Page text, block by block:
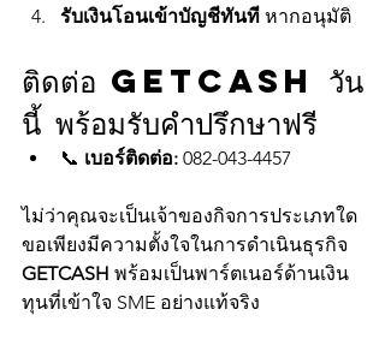
รับเงินโอนเข้าบัญชีทันที หากอนุมัติ
ติดต่อ GETCASH วัน
นี้ พร้อมรับคำปรึกษาฟรี
📞 เบอร์ติดต่อ: 082-043-4457
ไม่ว่าคุณจะเป็นเจ้าของกิจการประเภทใด
ขอเพียงมีความตั้งใจในการดำเนินธุรกิจ
GETCASH พร้อมเป็นพาร์ตเนอร์ด้านเงิน
ทุนที่เข้าใจ SME อย่างแท้จริง